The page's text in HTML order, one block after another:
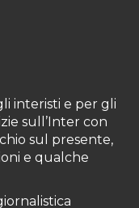
interisti e per gli
sull’Inter con
sul presente,
e qualche